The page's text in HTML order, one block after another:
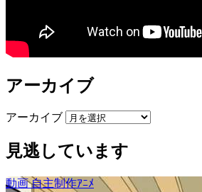
アーカイブ
アーカイブ
見逃しています
動画自主制作ｱﾆﾒ